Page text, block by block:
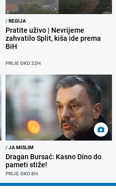
/REGIJA
Pratite uživo | Nevrijeme
zahvatilo Split, kiša ide prema
BiH
PRIJE OKO 22H
/JA MISLIM
Dragan Bursać: Kasno Dino do
pameti stiže!
PRIJE OKO 8H